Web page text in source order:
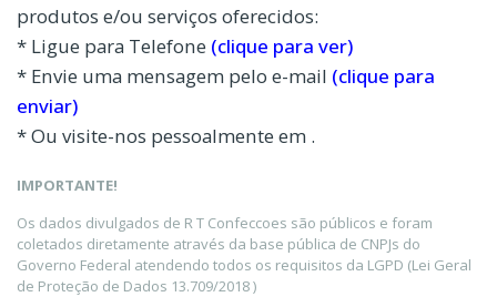
produtos e/ou serviços oferecidos:
* Ligue para Telefone (clique para ver)
* Envie uma mensagem pelo e-mail (clique para
enviar)
* Ou visite-nos pessoalmente em .
IMPORTANTE!
Os dados divulgados de R T Confeccoes são públicos e foram
coletados diretamente através da base pública de CNPJs do
Governo Federal atendendo todos os requisitos da LGPD (Lei Geral
de Proteção de Dados 13.709/2018 )